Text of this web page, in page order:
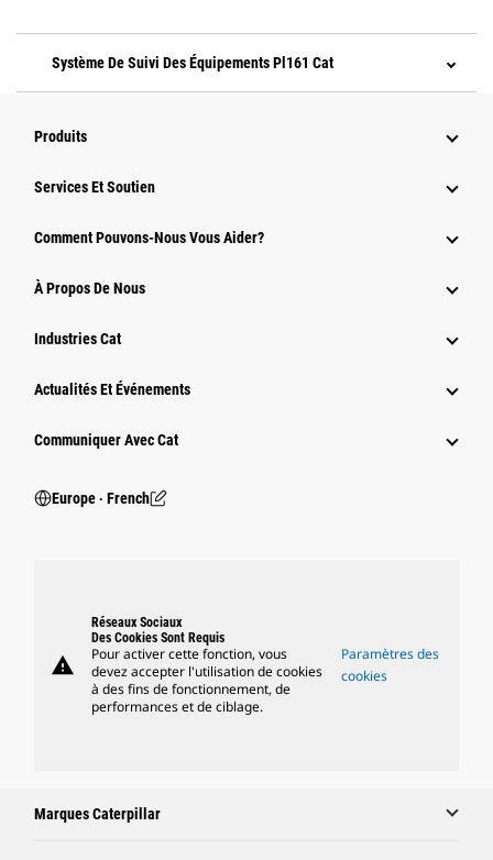
Système De Suivi Des Équipements Pl161 Cat
Produits
Services Et Soutien
Comment Pouvons-Nous Vous Aider?
À Propos De Nous
Industries Cat
Actualités Et Événements
Communiquer Avec Cat
Europe ‧ French
warning
Réseaux Sociaux
Des Cookies Sont Requis
Pour activer cette fonction, vous
devez accepter l'utilisation de cookies
à des fins de fonctionnement, de
performances et de ciblage.
Paramètres des
cookies
Marques Caterpillar